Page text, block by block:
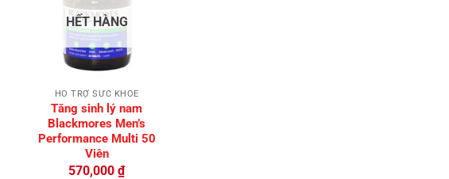
Wishlist
HẾT HÀNG
HỖ TRỢ SỨC KHỎE
Tăng sinh lý nam
Blackmores Men’s
Performance Multi 50
Viên
570,000₫